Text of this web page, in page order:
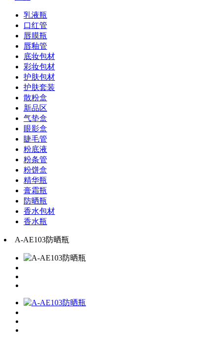
乳液瓶
口红管
唇膜瓶
唇釉管
底妆包材
彩妆包材
护肤包材
护肤套装
散粉盒
新品区
气垫盒
眼影盒
睫毛管
粉底液
粉条管
粉饼盒
精华瓶
膏霜瓶
防晒瓶
香水包材
香水瓶
A-AE103防晒瓶